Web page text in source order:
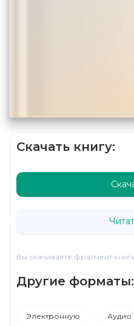
Скачать книгу:
Вы скачиваете фрагмент
Другие форматы:
Электронную Аудио